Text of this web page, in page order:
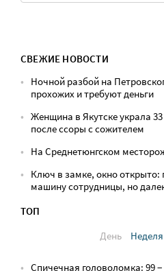
СВЕЖИЕ НОВОСТИ
Ночной разбой на
прохожих и требуют деньги
Женщина в Якутске украла
после ссоры с сожителем
На Среднетюнгском
Ключ в замке, окно открыто:
машину сотрудницы, но
ТОП
День
Неделя
Спичечная головоломка: 99